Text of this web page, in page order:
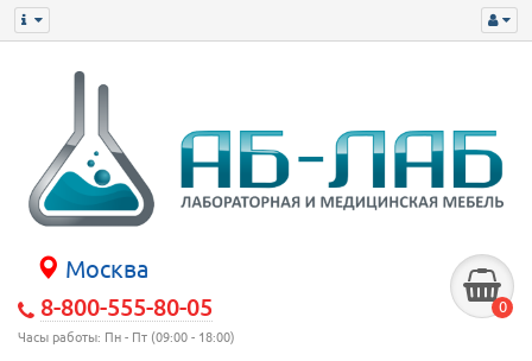
Москва
8-800-555-80-05
Часы работы: Пн - Пт (09:00 - 18:00)
0